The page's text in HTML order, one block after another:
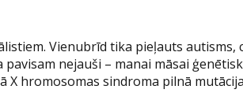
Vienubrīd tika pieļauts
nejauši – manai māsai
hromosomas sindroma pilnā